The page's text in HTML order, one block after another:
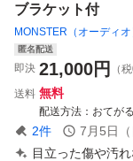
ブラケット付
MONSTER（オーディオ
匿名配送
即決 21,000円
（
送料 無料
配送方法 おてが
2件 7月5日
目立った傷や汚れ